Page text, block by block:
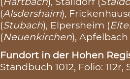
(Alsdershaim),
(Stubach), Elpersheim (
(Neuenkirchen), Apfelbach
Fundort in der Hohen
Standbuch 1012, Folio: